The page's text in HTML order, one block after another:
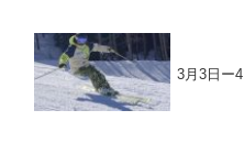
3月3日ー4